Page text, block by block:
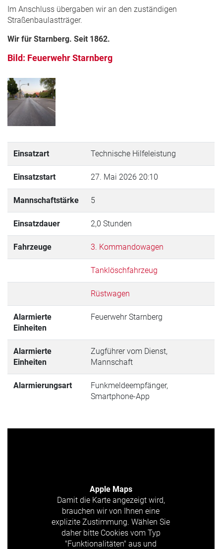
Im Anschluss übergaben wir an den zuständigen
Straßenbaulastträger.
Wir für Starnberg. Seit 1862.
Bild: Feuerwehr Starnberg
Einsatzart Technische Hilfeleistung
Einsatzstart 27. Mai 2026 20:10
Mannschaftstärke 5
Einsatzdauer 2,0 Stunden
Fahrzeuge 3. Kommandowagen
Tanklöschfahrzeug
Rüstwagen
Alarmierte
Einheiten
Feuerwehr Starnberg
Alarmierte
Einheiten
Zugführer vom Dienst,
Mannschaft
Alarmierungsart
Funkmeldeempfänger,
Smartphone-App
Apple Maps
Damit die Karte angezeigt wird,
brauchen wir von Ihnen eine
explizite Zustimmung. Wählen Sie
daher bitte Cookies vom Typ
"Funktionalitäten" aus und